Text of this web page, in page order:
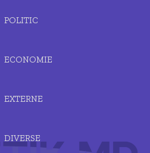
POLITIC
ECONOMIE
EXTERNE
DIVERSE